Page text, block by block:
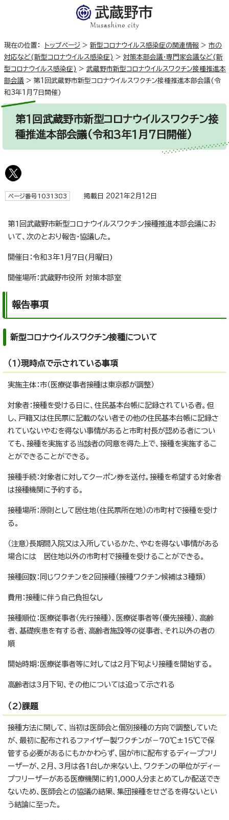
現在の位置： トップページ > 新型コロナウイルス感染症の関連情報 > 市の
対応など(新型コロナウイルス感染症) > 対策本部会議・専門家会議など(新
型コロナウイルス感染症) > 武蔵野市新型コロナウイルスワクチン接種推進本
部会議 > 第1回武蔵野市新型コロナウイルスワクチン接種推進本部会議(令
和3年1月7日開催)
第1回武蔵野市新型コロナウイルスワクチン接
種推進本部会議(令和3年1月7日開催)
ページ番号1031383 掲載日 2021年2月12日
第1回武蔵野市新型コロナウイルスワクチン接種推進本部会議にお
いて、次のとおり報告・協議した。
開催日：令和3年1月7日(月曜日)
開催場所：武蔵野市役所 対策本部室
報告事項
新型コロナウイルスワクチン接種について
（1）現時点で示されている事項
実施主体：市（医療従事者接種は東京都が調整）
対象者：接種を受ける日に、住民基本台帳に記録されている者。但
し、戸籍又は住民票に記載のない者その他の住民基本台帳に記録さ
れていないやむを得ない事情があると市町村長が認める者につい
ても、接種を実施する当該者の同意を得た上で、接種を実施するこ
とができることができる。
接種手続：対象者に対してクーポン券を送付。接種を希望する対象者
は接種機関に予約する。
接種場所：原則として居住地（住民票所在地）の市町村で接種を受け
る。
（注意）長期間入院又は入所しているかた、やむを得ない事情がある
場合には 居住地以外の市町村で接種を受けることができる。
接種回数：同じワクチンを2回接種（接種ワクチン候補は3種類）
費用：接種に伴う自己負担なし
接種順位：医療従事者（先行接種）、医療従事者等（優先接種）、高齢
者、基礎疾患を有する者、高齢者施設等の従事者、それ以外の者の
順
開始時期：医療従事者等に対しては2月下旬より接種を開始する。
高齢者は3月下旬、その他については追って示される
（2）課題
接種方法に関して、当初は医師会と個別接種の方向で調整していた
が、最初に配布されるファイザー製ワクチンが－70℃±15℃で保
管する必要があるにもかかわらず、国が市に配布するディープフリ
ーザーが、2月、3月は各1台しか来ない上、ワクチンの単位がディー
プフリーザーがある医療機関に約1,000人分まとめてしか配送でき
ないため、医師会との協議の結果、集団接種をせざるを得ないとい
う結論に至った。